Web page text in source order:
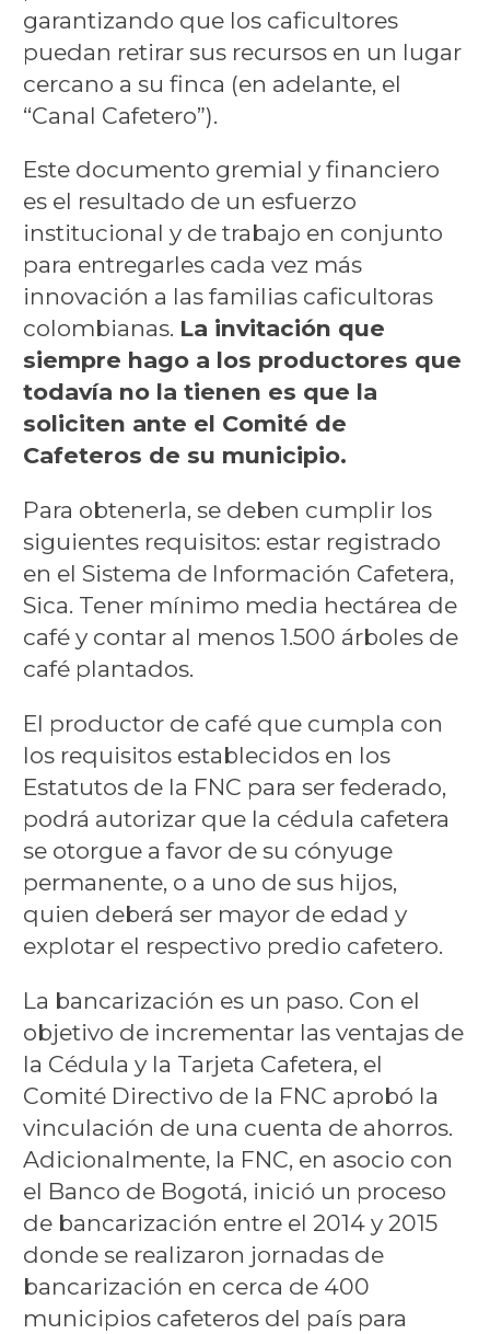
garantizando que los caficultores
puedan retirar sus recursos en un lugar
cercano a su finca (en adelante, el
“Canal Cafetero”).
Este documento gremial y financiero
es el resultado de un esfuerzo
institucional y de trabajo en conjunto
para entregarles cada vez más
innovación a las familias caficultoras
colombianas. La invitación que
siempre hago a los productores que
todavía no la tienen es que la
soliciten ante el Comité de
Cafeteros de su municipio.
Para obtenerla, se deben cumplir los
siguientes requisitos: estar registrado
en el Sistema de Información Cafetera,
Sica. Tener mínimo media hectárea de
café y contar al menos 1.500 árboles de
café plantados.
El productor de café que cumpla con
los requisitos establecidos en los
Estatutos de la FNC para ser federado,
podrá autorizar que la cédula cafetera
se otorgue a favor de su cónyuge
permanente, o a uno de sus hijos,
quien deberá ser mayor de edad y
explotar el respectivo predio cafetero.
La bancarización es un paso. Con el
objetivo de incrementar las ventajas de
la Cédula y la Tarjeta Cafetera, el
Comité Directivo de la FNC aprobó la
vinculación de una cuenta de ahorros.
Adicionalmente, la FNC, en asocio con
el Banco de Bogotá, inició un proceso
de bancarización entre el 2014 y 2015
donde se realizaron jornadas de
bancarización en cerca de 400
municipios cafeteros del país para